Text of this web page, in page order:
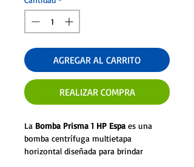
AGREGAR AL CARRITO
REALIZAR COMPRA
La Bomba Prisma 1 HP Espa es una
bomba centrífuga multietapa
horizontal diseñada para brindar